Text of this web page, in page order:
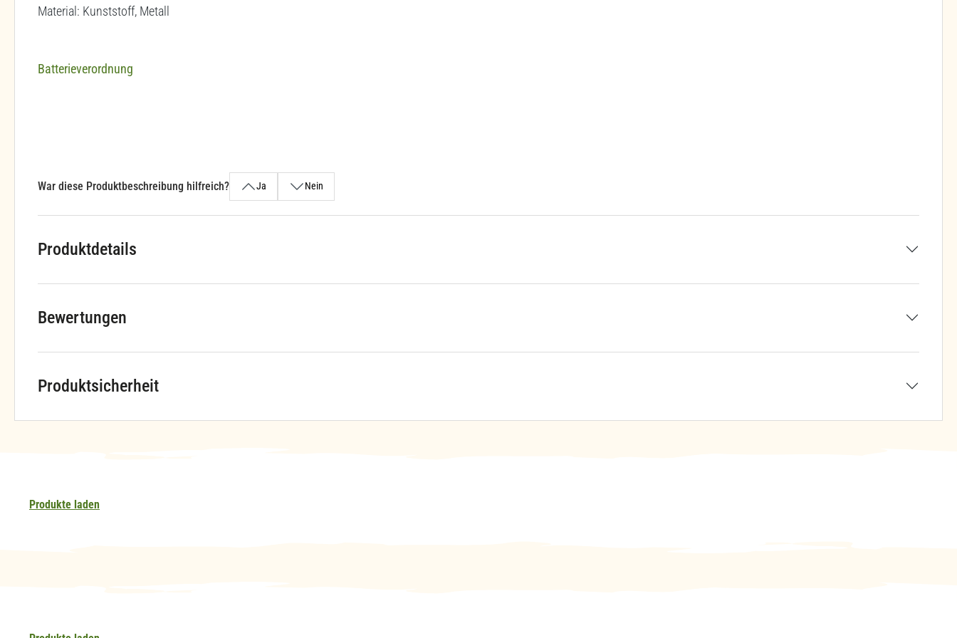
Material: Kunststoff, Metall
Batterieverordnung
War diese Produktbeschreibung hilfreich? Ja Nein
Produktdetails
Bewertungen
Produktsicherheit
Produkte laden